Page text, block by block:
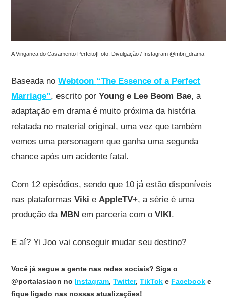
A Vingança do Casamento Perfeito|Foto: Divulgação / Instagram @mbn_drama
Baseada noWebtoon “The Essence of a Perfect
Marriage”, escrito por Young e Lee Beom Bae, a
adaptação em drama é muito próxima da história
relatada no material original, uma vez que também
vemos uma personagem que ganha uma segunda
chance após um acidente fatal.
Com 12 episódios, sendo que 10 já estão disponíveis
nas plataformasVikieAppleTV+, a série é uma
produção da MBNem parceria com oVIKI.
E aí? Yi Joo vai conseguir mudar seu destino?
Você já segue a gente nas redes sociais? Siga o
@portalasiaon no Instagram,Twitter, TikTok e Facebook e
fique ligado nas nossas atualizações!